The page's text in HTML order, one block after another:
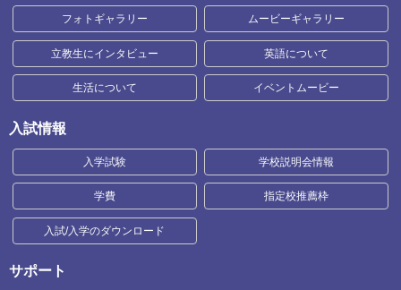
フォトギャラリー ムービーギャラリー
立教生にインタビュー 英語について
生活について イベントムービー
入試情報
入学試験 学校説明会情報
学費 指定校推薦枠
入試/入学のダウンロード
サポート